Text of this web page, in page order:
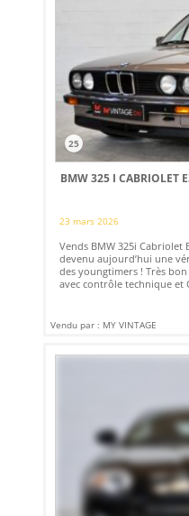
25
BMW 325 I CABRIOLET
23 mars 2026
Vends BMW 325i
devenu aujourd’hui une
des youngtimers ! Très
avec contrôle technique et
Vendu par : MY VINTAGE